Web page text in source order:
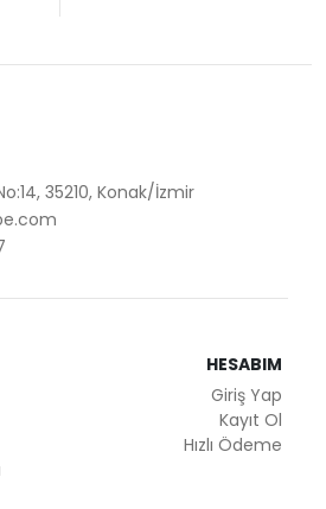
35210, Konak/İzmir
HESABIM
Giriş Yap
Kayıt Ol
Hızlı Ödeme